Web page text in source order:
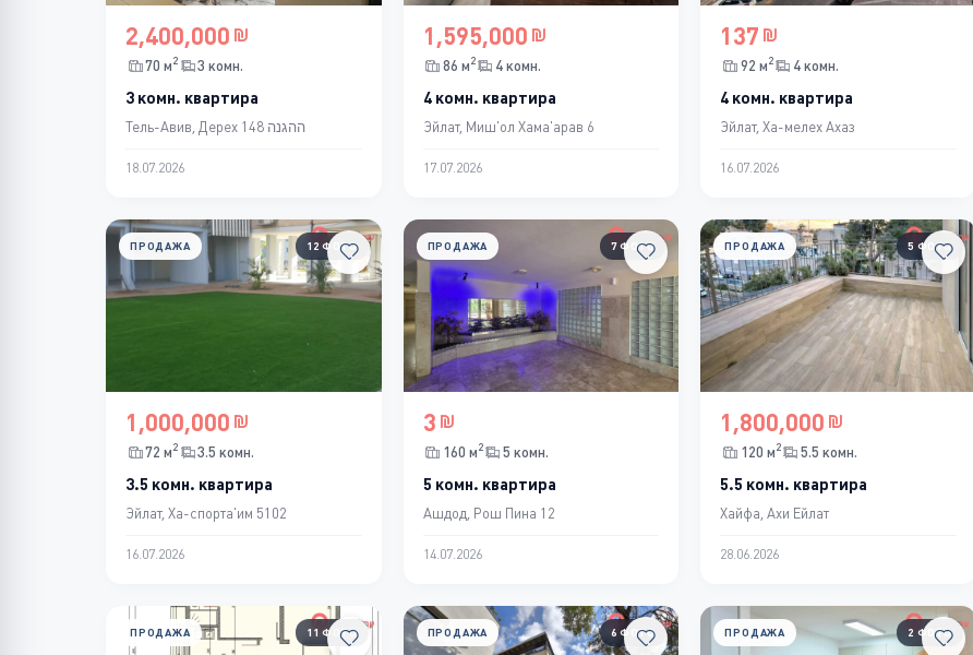
2,400,000
70 м2 3 комн.
3 комн. квартира
Тель-Авив, Дерех ההגנה 148
18.07.2026
1,595,000
86 м2 4 комн.
4 комн. квартира
Эйлат, Миш'ол Хама'арав 6
17.07.2026
137
92 м2 4 комн.
4 комн. квартира
Эйлат, Ха-мелех Ахаз
16.07.2026
12 ФОТО
ПРОДАЖА
1,000,000
72 м2 3.5 комн.
3.5 комн. квартира
Эйлат, Ха-спорта'им 5102
16.07.2026
7 ФОТО
ПРОДАЖА
3
160 м2 5 комн.
5 комн. квартира
Ашдод, Рош Пина 12
14.07.2026
5 ФОТО
ПРОДАЖА
1,800,000
120 м2 5.5 комн.
5.5 комн. квартира
Хайфа, Ахи Ейлат
28.06.2026
11 ФОТО
ПРОДАЖА 6 ФОТО
ПРОДАЖА 2 ФОТО
ПРОДАЖА